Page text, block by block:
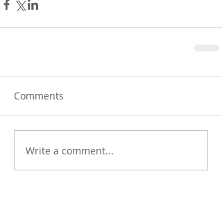
Comments
Write a comment...